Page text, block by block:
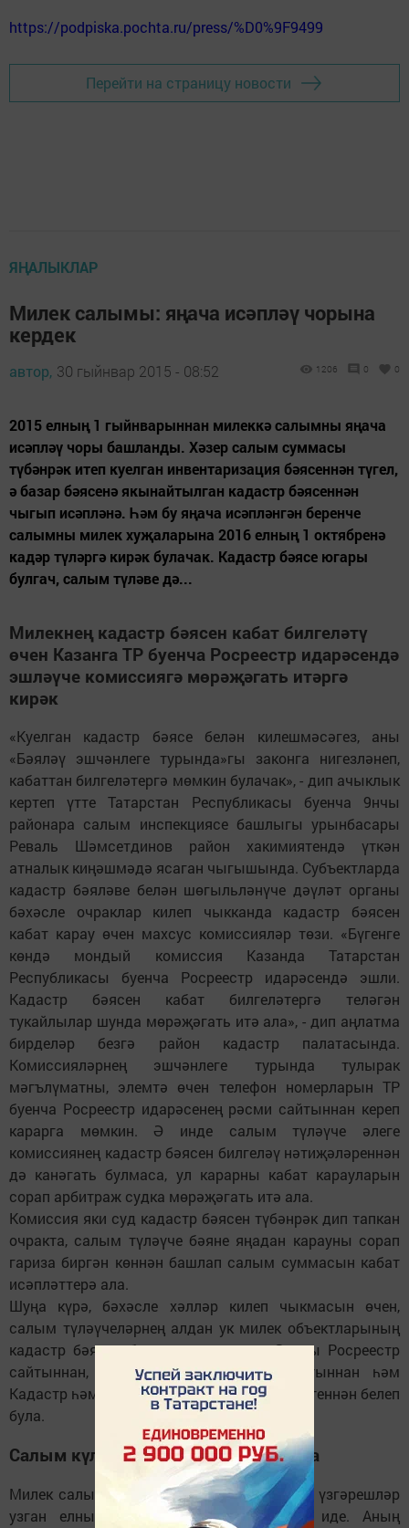
https://podpiska.pochta.ru/press/%D0%9F9499
Перейти на страницу новости
ЯҢАЛЫКЛАР
Милек салымы: яңача исәпләү чорына
кердек
автор, 30 гыйнвар 2015 - 08:52 1206 0 0
2015 елның 1 гыйнварыннан милеккә салымны яңача
исәпләү чоры башланды. Хәзер салым суммасы
түбәнрәк итеп куелган инвентаризация бәясеннән түгел,
ә базар бәясенә якынайтылган кадастр бәясеннән
чыгып исәпләнә. Һәм бу яңача исәпләнгән беренче
салымны милек хуҗаларына 2016 елның 1 октябренә
кадәр түләргә кирәк булачак. Кадастр бәясе югары
булгач, салым түләве дә...
Милекнең кадастр бәясен кабат билгеләтү
өчен Казанга ТР буенча Росреестр идарәсендә
эшләүче комиссиягә мөрәҗәгать итәргә
кирәк
«Куелган кадастр бәясе белән килешмәсәгез, аны
«Бәяләү эшчәнлеге турында»гы законга нигезләнеп,
кабаттан билгеләтергә мөмкин булачак», - дип ачыклык
кертеп үтте Татарстан Республикасы буенча 9нчы
районара салым инспекциясе башлыгы урынбасары
Реваль Шәмсетдинов район хакимиятендә үткән
атналык киңәшмәдә ясаган чыгышында. Субъектларда
кадастр бәяләве белән шөгыльләнүче дәүләт органы
бәхәсле очраклар килеп чыкканда кадастр бәясен
кабат карау өчен махсус комиссияләр төзи. «Бүгенге
көндә мондый комиссия Казанда Татарстан
Республикасы буенча Росреестр идарәсендә эшли.
Кадастр бәясен кабат билгеләтергә теләгән
тукайлылар шунда мөрәҗәгать итә ала», - дип аңлатма
бирделәр безгә район кадастр палатасында.
Комиссияләрнең эшчәнлеге турында тулырак
мәгълүматны, элемтә өчен телефон номерларын ТР
буенча Росреестр идарәсенең рәсми сайтыннан кереп
карарга мөмкин. Ә инде салым түләүче әлеге
комиссиянең кадастр бәясен билгеләү нәтиҗәләреннән
дә канәгать булмаса, ул карарны кабат карауларын
сорап арбитраж судка мөрәҗәгать итә ала.
Комиссия яки суд кадастр бәясен түбәнрәк дип тапкан
очракта, салым түләүче бәяне яңадан карауны сорап
гариза биргән көннән башлап салым суммасын кабат
исәпләттерә ала.
Шуңа күрә, бәхәсле хәлләр килеп чыкмасын өчен,
салым түләүчеләрнең алдан ук милек объектларының
кадастр бәясен белеп торуы яхшы. Ә аны Росреестр
сайтыннан, объектның кадастр паспортыннан һәм
Кадастр һәм картография федераль хезмәтеннән белеп
була.
Салым күләме берничә мәртәбә арта
Милек салымын түләү турындагы законга үзгәрешләр
узган елның октябрь аенда кертелгән иде. Аның